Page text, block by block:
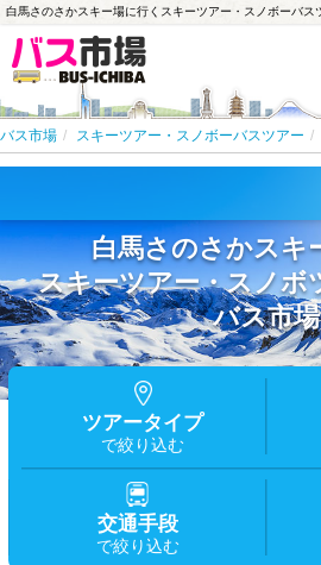
白馬さのさかスキー場に行くスキーツアー・スノボーバス
バス市場 スキーツアー・スノボーバスツアー
白馬さのさかスキ
スキーツアー・スノボ
バス市場
ツアータイプ
で絞り込む
交通手段
で絞り込む